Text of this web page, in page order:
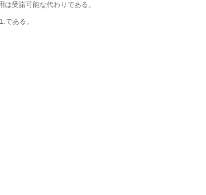
受諾可能な代わりである。
ある。